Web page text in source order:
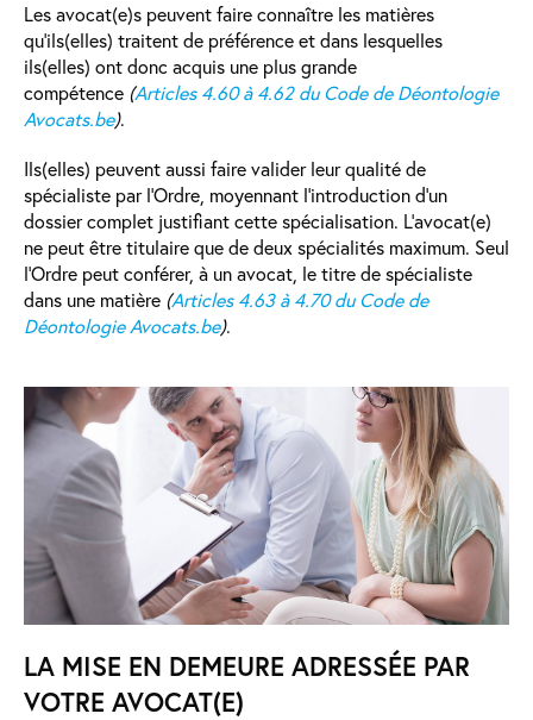
Les avocat(e)s peuvent faire connaître les matières
qu’ils(elles) traitent de préférence et dans lesquelles
ils(elles) ont donc acquis une plus grande
compétence (Articles 4.60 à 4.62 du Code de Déontologie
Avocats.be).
Ils(elles) peuvent aussi faire valider leur qualité de
spécialiste par l’Ordre, moyennant l’introduction d’un
dossier complet justifiant cette spécialisation. L’avocat(e)
ne peut être titulaire que de deux spécialités maximum. Seul
l’Ordre peut conférer, à un avocat, le titre de spécialiste
dans une matière (Articles 4.63 à 4.70 du Code de
Déontologie Avocats.be).
LA MISE EN DEMEURE ADRESSÉE PAR
VOTRE AVOCAT(E)